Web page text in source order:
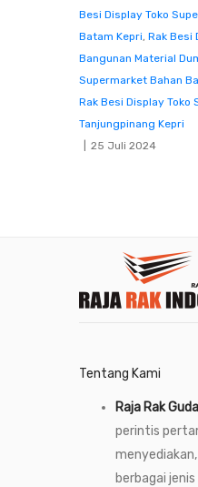
Besi Display Toko
Batam Kepri, Rak Besi
Bangunan Material
Supermarket Bahan
Rak Besi Display Toko
Tanjungpinang Kepri
25 Juli 2024
Tentang Kami
Raja Rak
perintis
berbagai